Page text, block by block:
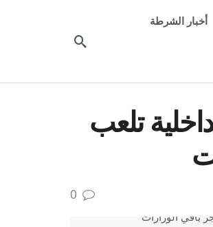
أخبار الشرطة
تلعب
0